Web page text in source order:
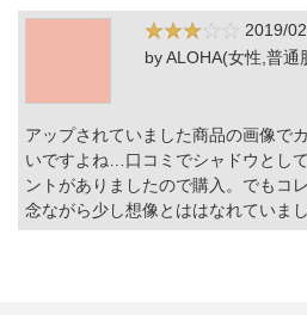
2019/
by ALOHA(女性,普通
アップされていました商品の画像で
いですよね…口コミでシャドウとし
ントがありましたので購入。でもコ
念ながら少し想像とははなれていまし